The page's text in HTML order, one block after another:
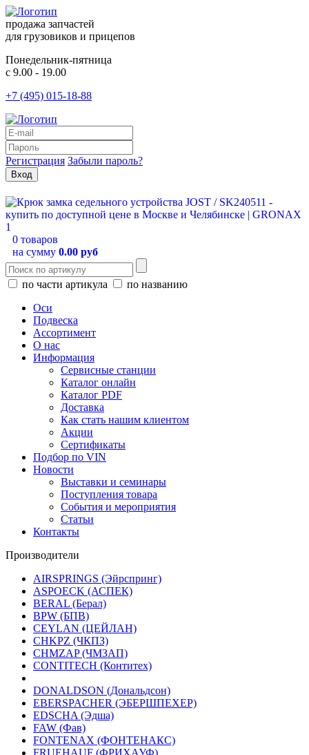
продажа запчастей
для грузовиков и прицепов
Понедельник-пятница
с 9.00 - 19.00
+7 (495) 015-18-88
Регистрация Забыли пароль?
0 товаров
на сумму 0.00 руб
по части артикула
по названию
Оси
Подвеска
Ассортимент
О нас
Информация
Сервисные станции
Каталог онлайн
Каталог PDF
Доставка
Как стать нашим клиентом
Акции
Сертификаты
Подбор по VIN
Новости
Выставки и семинары
Поступления товара
События и мероприятия
Статьи
Контакты
Производители
AIRSPRINGS (Эйрспринг)
ASPOECK (АСПЕК)
BERAL (Берал)
BPW (БПВ)
CEYLAN (ЦЕЙЛАН)
CHKPZ (ЧКПЗ)
CHMZAP (ЧМЗАП)
CONTITECH (Контитех)
DONALDSON (Дональдсон)
EBERSPACHER (ЭБЕРШПЕХЕР)
EDSCHA (Эдша)
FAW (Фав)
FONTENAX (ФОНТЕНАКС)
FRUEHAUF (ФРИХАУФ)